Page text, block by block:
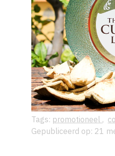
Tags: promotioneel ,
Gepubliceerd op: 21